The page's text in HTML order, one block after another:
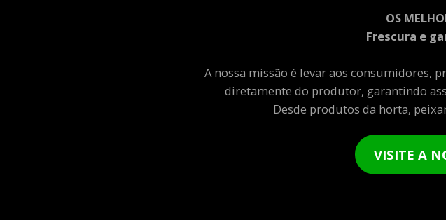
OS
Frescura e
A nossa missão é levar aos consumidores,
diretamente do produtor, garantindo
Desde produtos da horta,
VISITE A